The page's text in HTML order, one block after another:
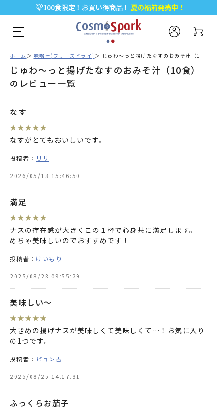
100食限定！お買い得商品！ 夏の福箱発売中！
5,000円以上のお買い物で全国一律送料無料♪
新規会員登録で今すぐ使える500ポイント プレゼント！
ホーム 味噌汁(フリーズドライ) じゅわ～っと揚げたなすのおみそ汁（10食）のレビュー一覧
じゅわ～っと揚げたなすのおみそ汁（10食）
のレビュー一覧
なす
★ ★★ ★★
なすがとてもおいしいです。
投稿者： リリ
2026/05/13 15:46:50
満足
★ ★★ ★★
ナスの存在感が大きくこの１杯で心身共に満足します。
めちゃ美味しいのでおすすめです！
投稿者： けいもり
2025/08/28 09:55:29
美味しい〜
★ ★★ ★★
大きめの揚げナスが美味しくて美味しくて…！お気に入り
の1つです。
投稿者： ピョン吉
2025/08/25 14:17:31
ふっくらお茄子